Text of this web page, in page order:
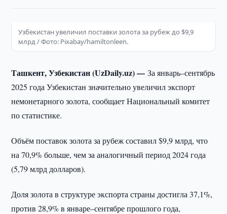
Узбекистан увеличил поставки золота за рубеж до $9,9
млрд / Фото: Pixabay/hamiltonleen.
Ташкент, Узбекистан (UzDaily.uz) —За январь–сентябрь
2025 года Узбекистан значительно увеличил экспорт
немонетарного золота, сообщает Национальный комитет
по статистике.
Объём поставок золота за рубеж составил $9,9 млрд, что
на 70,9% больше, чем за аналогичный период 2024 года
(5,79 млрд долларов).
Доля золота в структуре экспорта страны достигла 37,1%,
против 28,9% в январе–сентябре прошлого года,